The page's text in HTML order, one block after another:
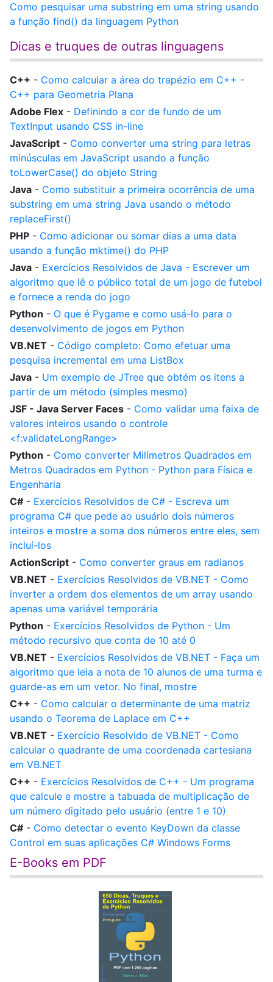
Como pesquisar uma substring em uma string usando
a função find() da linguagem Python
Dicas e truques de outras linguagens
C++ - Como calcular a área do trapézio em C++ -
C++ para Geometria Plana
Adobe Flex - Definindo a cor de fundo de um
TextInput usando CSS in-line
JavaScript - Como converter uma string para letras
minúsculas em JavaScript usando a função
toLowerCase() do objeto String
Java - Como substituir a primeira ocorrência de uma
substring em uma string Java usando o método
replaceFirst()
PHP - Como adicionar ou somar dias a uma data
usando a função mktime() do PHP
Java - Exercícios Resolvidos de Java - Escrever um
algoritmo que lê o público total de um jogo de futebol
e fornece a renda do jogo
Python - O que é Pygame e como usá-lo para o
desenvolvimento de jogos em Python
VB.NET - Código completo: Como efetuar uma
pesquisa incremental em uma ListBox
Java - Um exemplo de JTree que obtém os itens a
partir de um método (simples mesmo)
JSF - Java Server Faces - Como validar uma faixa de
valores inteiros usando o controle
<f:validateLongRange>
Python - Como converter Milímetros Quadrados em
Metros Quadrados em Python - Python para Física e
Engenharia
C# - Exercícios Resolvidos de C# - Escreva um
programa C# que pede ao usuário dois números
inteiros e mostre a soma dos números entre eles, sem
incluí-los
ActionScript - Como converter graus em radianos
VB.NET - Exercícios Resolvidos de VB.NET - Como
inverter a ordem dos elementos de um array usando
apenas uma variável temporária
Python - Exercícios Resolvidos de Python - Um
método recursivo que conta de 10 até 0
VB.NET - Exercícios Resolvidos de VB.NET - Faça um
algoritmo que leia a nota de 10 alunos de uma turma e
guarde-as em um vetor. No final, mostre
C++ - Como calcular o determinante de uma matriz
usando o Teorema de Laplace em C++
VB.NET - Exercício Resolvido de VB.NET - Como
calcular o quadrante de uma coordenada cartesiana
em VB.NET
C++ - Exercícios Resolvidos de C++ - Um programa
que calcule e mostre a tabuada de multiplicação de
um número digitado pelo usuário (entre 1 e 10)
C# - Como detectar o evento KeyDown da classe
Control em suas aplicações C# Windows Forms
E-Books em PDF